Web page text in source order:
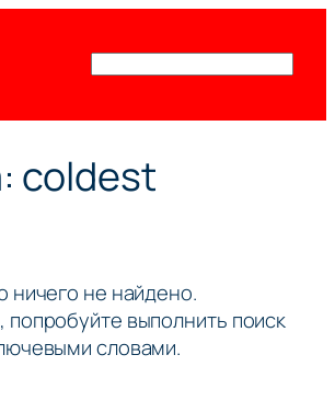
coldest
ничего не найдено.
попробуйте выполнить поиск
словами.